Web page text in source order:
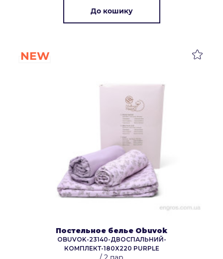
До кошику
NEW
Постельное белье Obuvok
OBUVOK-23140-ДВОСПАЛЬНИЙ-
КОМПЛЕКТ-180X220 PURPLE